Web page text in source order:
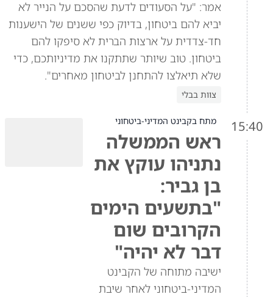
אמר: "על הסעודים לדעת שהסכם על הנייר לא
יביא להם ביטחון, בדיוק כפי ששנים של הישענות
חד-צדדית על ארצות הברית לא סיפקו להם
ביטחון. טוב שיותר שתתקנו את מדיניותכם, כדי
שלא תיאלצו להתחנן לביטחון מאחרים".
צוות בבלי
15:40 מתח בקבינט המדיני-ביטחוני
ראש הממשלה
נתניהו עוקץ את
בן גביר:
"בתשעים הימים
הקרובים שום
דבר לא יהיה"
ישיבה מתוחה של הקבינט
המדיני-ביטחוני לאחר שיבת